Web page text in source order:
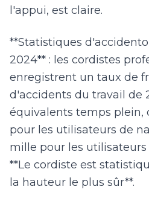
l'appui, est claire.
**Statistiques
2024** : les cordistes
enregistrent un taux de
d'accidents du travail de
équivalents temps plein,
pour les utilisateurs de
mille pour les utilisateurs
**Le cordiste est
la hauteur le plus sûr**.